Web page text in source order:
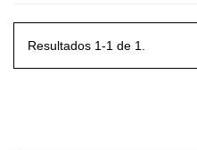
Resultados 1-1 de 1.